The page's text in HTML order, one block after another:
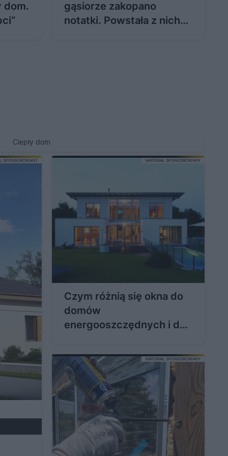
dom.
gąsiorze zakopano
notatki. Powstała z nich
Ciepły dom
SPONSOROWANY
Czym różnią się okna do
domów
energooszczędnych i do
MATERIAŁ SPONSOROWANY
MATERIAŁ SPONSOROWANY